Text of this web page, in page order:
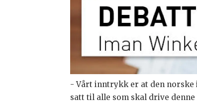
- Vårt inntrykk er at den norske
satt til alle som skal drive